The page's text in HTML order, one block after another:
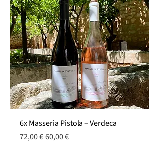
6x Masseria Pistola – Verdeca
Prix original
72,00 €Prix promotionnel
60,00 €